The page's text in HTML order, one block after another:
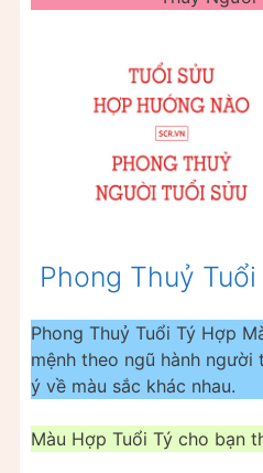
Phong Thuỷ
Phong Thuỷ Tuổi Tý Hợp
mệnh theo ngũ hành người
ý về màu sắc khác nhau.
Màu Hợp Tuổi Tý cho bạn